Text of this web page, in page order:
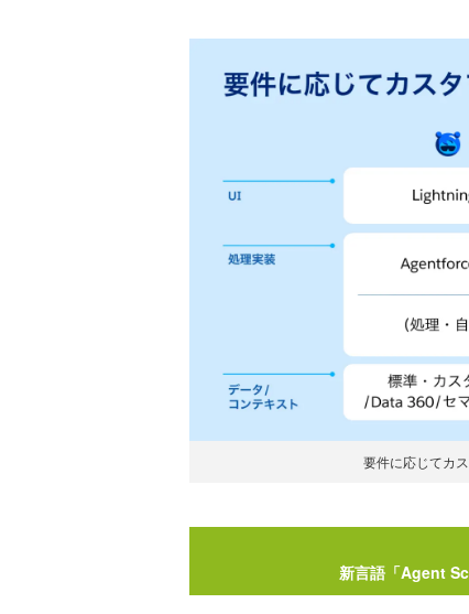
要件に応じてカ
新言語「Agent